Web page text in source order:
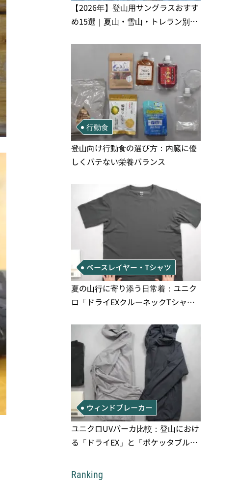
【2026年】登山用サングラスおすす
め15選｜夏山・雪山・トレラン別、
行動食
登山向け行動食の選び方：内臓に優
しくバテない栄養バランス
ベースレイヤー・Tシャツ
夏の山行に寄り添う日常着：ユニク
ロ「ドライEXクルーネックTシャ
ウィンドブレーカー
ユニクロUVパーカ比較：登山におけ
る「ドライEX」と「ポケッタブル」
Ranking